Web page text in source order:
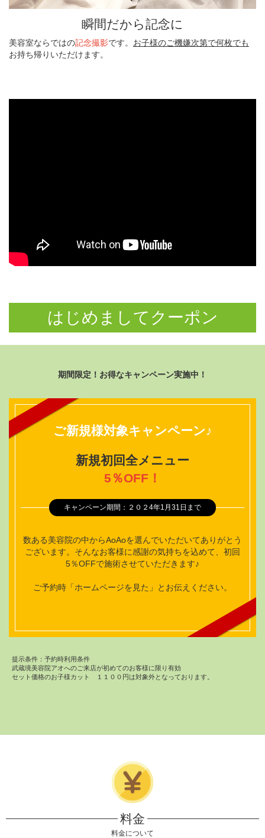
瞬間だから記念に
美容室ならではの記念撮影です。 お子様のご機嫌次第で何枚でも
お持ち帰りいただけます。
はじめましてクーポン
期間限定！お得なキャンペーン実施中！
ご新規様対象キャンペーン♪
新規初回全メニュー
5％OFF！
キャンペーン期間：２０２4年1月31日まで
数ある美容院の中からAoAoを選んでいただいてありがとう
ございます。そんなお客様に感謝の気持ちを込めて、初回
5％OFFで施術させていただきます♪
ご予約時「ホームページを見た」とお伝えください。
提示条件：予約時利用条件
武蔵境美容院アオへのご来店が初めてのお客様に限り有効
セット価格のお子様カット １１００円は対象外となっております。
料金
料金について